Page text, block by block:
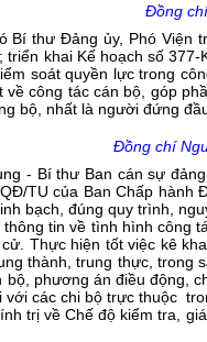
Đồng
Bí thư Đảng ủy, Phó
khai Kế hoạch số
soát quyền lực trong
công tác cán bộ, góp
bộ, nhất là người đứng
Đồng chí
- Bí thư Ban cán sự
TU của Ban Chấp
bạch, đúng quy trình,
tin về tình hình công
Thực hiện tốt việc kê
thành, trung thực, trong
phương án điều động,
các chi bộ trực thuộc
trị về Chế độ kiểm tra,